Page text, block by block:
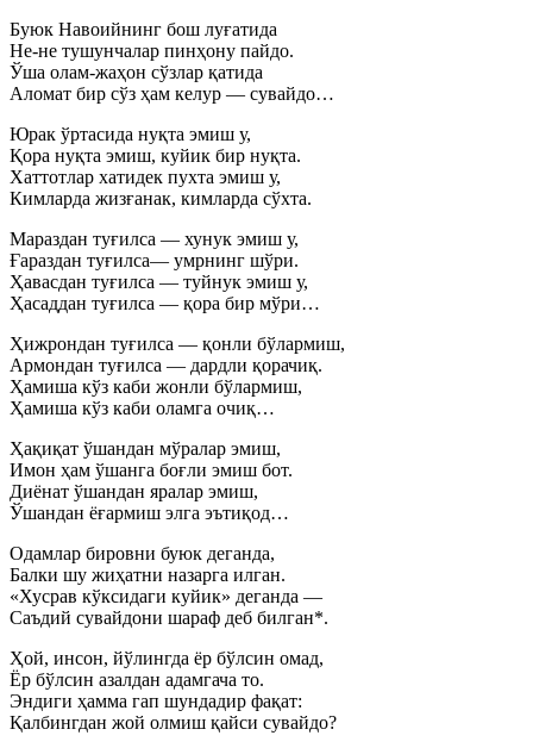
Буюк Навоийнинг бош луғатида
Не-не тушунчалар пинҳону пайдо.
Ўша олам-жаҳон сўзлар қатида
Аломат бир сўз ҳам келур — сувайдо…
Юрак ўртасида нуқта эмиш у,
Қора нуқта эмиш, куйик бир нуқта.
Хаттотлар хатидек пухта эмиш у,
Кимларда жизғанак, кимларда сўхта.
Мараздан туғилса — хунук эмиш у,
Ғараздан туғилса— умрнинг шўри.
Ҳавасдан туғилса — туйнук эмиш у,
Ҳасаддан туғилса — қора бир мўри…
Ҳижрондан туғилса — қонли бўлармиш,
Армондан туғилса — дардли қорачиқ.
Ҳамиша кўз каби жонли бўлармиш,
Ҳамиша кўз каби оламга очиқ…
Ҳақиқат ўшандан мўралар эмиш,
Имон ҳам ўшанга боғли эмиш бот.
Диёнат ўшандан яралар эмиш,
Ўшандан ёғармиш элга эътиқод…
Одамлар бировни буюк деганда,
Балки шу жиҳатни назарга илган.
«Хусрав кўксидаги куйик» деганда —
Саъдий сувайдони шараф деб билган*.
Ҳой, инсон, йўлингда ёр бўлсин омад,
Ёр бўлсин азалдан адамгача то.
Эндиги ҳамма гап шундадир фақат:
Қалбингдан жой олмиш қайси сувайдо?